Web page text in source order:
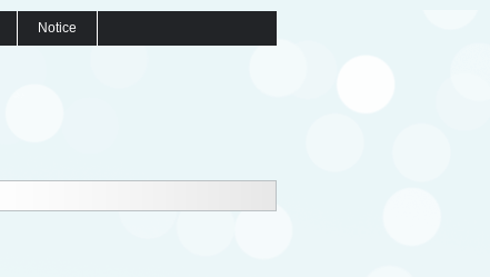
Notice